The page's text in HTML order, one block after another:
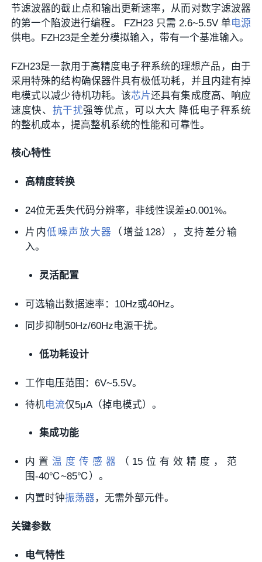
节滤波器的截止点和输出更新速率，从而对数字滤波器
的第一个陷波进行编程。 FZH23只需 2.6~5.5V 单电源
供电。FZH23是全差分模拟输入，带有一个基准输入。
FZH23是一款用于高精度电子秤系统的理想产品，由于
采用特殊的结构确保器件具有极低功耗，并且内建有掉
电模式以减少待机功耗。该芯片还具有集成度高、响应
速度快、 抗干扰强等优点，可以大大 降低电子秤系统
的整机成本，提高整机系统的性能和可靠性。
核心特性
高精度转换
24位无丢失代码分辨率，非线性误差±0.001%。
片内低噪声放大器
（增益128），支持差分输
入。
灵活配置
可选输出数据速率：10Hz或40Hz。
同步抑制50Hz/60Hz电源干扰。
低功耗设计
工作电压范围：6V~5.5V。
待机电流仅5μA（掉电模式）。
集成功能
内置 温度传感器
（15位有效精度，范
围-40℃~85℃）。
内置时钟振荡器 ，无需外部元件。
关键参数
电气特性